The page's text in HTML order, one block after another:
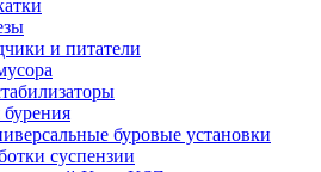
и питатели
буровые установки
суспензии